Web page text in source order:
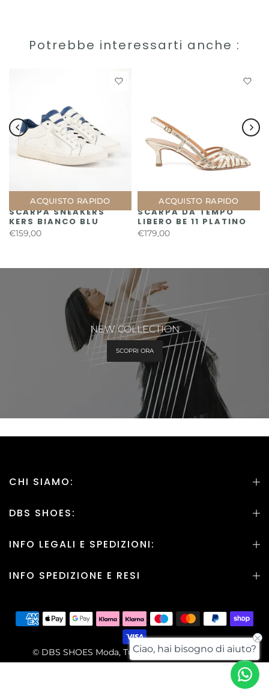
Potrebbe interessarti anche :
ACQUISTO RAPIDO
SCARPA SNEAKERS
KERS BIANCO BLU
€159,00
ACQUISTO RAPIDO
SCARPA DA TEMPO
LIBERO BE 11 PLATINO
€179,00
NEW COLLECTION
SCOPRI ORA
CHI SIAMO:
DBS SHOES:
INFO LEGALI E SPEDIZIONI:
INFO SPEDIZIONE E RESI
© DBS SHOES Moda, Tutti i Diritti sono Riservati
Ciao, hai bisogno di aiuto?